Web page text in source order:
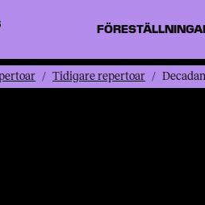
Tidigare repertoar